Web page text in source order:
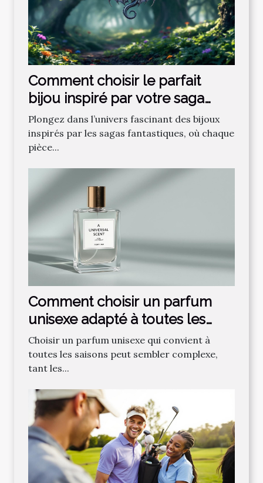
Comment choisir le parfait
bijou inspiré par votre saga
fantastique préférée ?
Plongez dans l’univers fascinant des bijoux
inspirés par les sagas fantastiques, où chaque
pièce...
Comment choisir un parfum
unisexe adapté à toutes les
saisons ?
Choisir un parfum unisexe qui convient à
toutes les saisons peut sembler complexe,
tant les...